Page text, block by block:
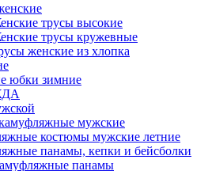
трусы высокие
трусы кружевные
женские из хлопка
юбки зимние
мужские
костюмы мужские летние
панамы, кепки и бейсболки
панамы